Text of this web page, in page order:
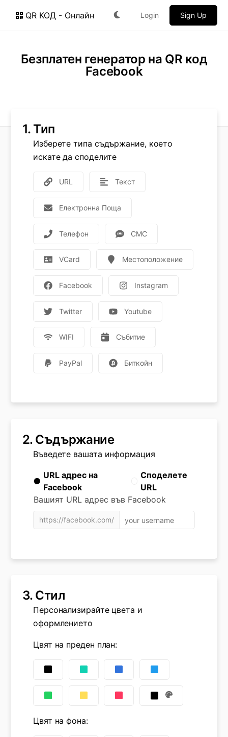
QR КОД - Онлайн Login Sign Up
Безплатен генератор на QR код
Facebook
1. Тип
Изберете типа съдържание, което
искате да споделите
URL Текст
Електронна Поща
Телефон СМС
VCard Местоположение
Facebook Instagram
Twitter Youtube
WIFI Събитие
PayPal Биткойн
2. Съдържание
Въведете вашата информация
URL адрес на
Facebook
Споделете
URL
Вашият URL адрес във Facebook
https://facebook.com/
3. Стил
Персонализирайте цвета и
оформлението
Цвят на преден план:
Цвят на фона: